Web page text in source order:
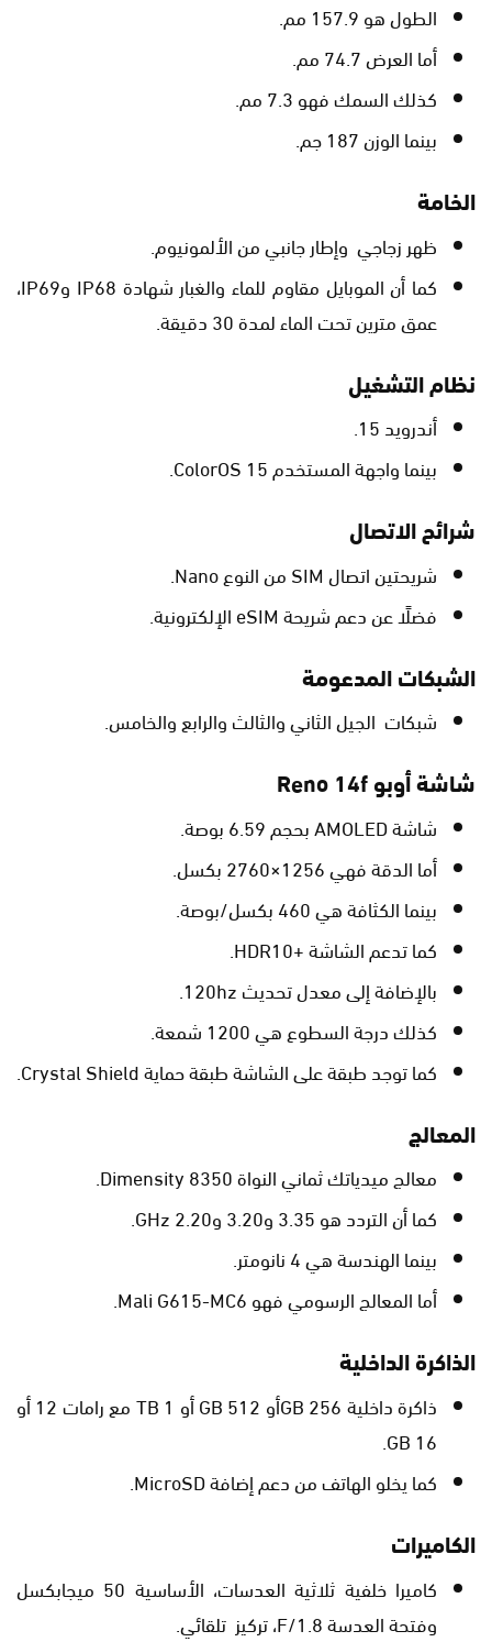
الطول هو 157.9 مم.
أما العرض 74.7 مم.
كذلك السمك فهو 7.3 مم.
بينما الوزن 187 جم.
الخامة
ظهر زجاجي وإطار جانبي من الألمونيوم.
كما أن الموبايل مقاوم للماء والغبار شهادة IP68 وIP69،
عمق مترين تحت الماء لمدة 30 دقيقة.
نظام التشغيل
أندرويد 15.
بينما واجهة المستخدم ColorOS 15.
شرائح الاتصال
شريحتين اتصال SIM من النوع Nano.
فضلًا عن دعم شريحة eSIM الإلكترونية.
الشبكات المدعومة
شبكات الجيل الثاني والثالث والرابع والخامس.
شاشة أوبو Reno 14f
شاشة AMOLED بحجم 6.59 بوصة.
أما الدقة فهي 1256×2760 بكسل.
بينما الكثافة هي 460 بكسل/بوصة.
كما تدعم الشاشة +HDR10.
بالإضافة إلى معدل تحديث 120hz.
كذلك درجة السطوع هي 1200 شمعة.
كما توجد طبقة على الشاشة طبقة حماية Crystal Shield.
المعالج
معالج ميدياتك ثماني النواة Dimensity 8350.
كما أن التردد هو 3.35 و3.20 و2.20 GHz.
بينما الهندسة هي 4 نانومتر.
أما المعالج الرسومي فهو Mali G615-MC6.
الذاكرة الداخلية
ذاكرة داخلية 256 GBأو 512 GB أو 1 TB مع رامات 12 أو
16 GB.
كما يخلو الهاتف من دعم إضافة MicroSD.
الكاميرات
كاميرا خلفية ثلاثية العدسات، الأساسية 50 ميجابكسل
وفتحة العدسة F/1.8، تركيز تلقائي.